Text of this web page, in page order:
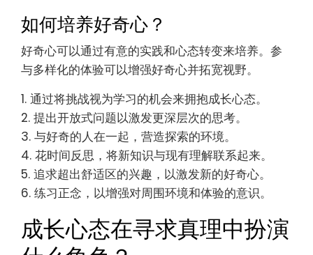
如何培养好奇心？
好奇心可以通过有意的实践和心态转变来培养。参
与多样化的体验可以增强好奇心并拓宽视野。
1. 通过将挑战视为学习的机会来拥抱成长心态。
2. 提出开放式问题以激发更深层次的思考。
3. 与好奇的人在一起，营造探索的环境。
4. 花时间反思，将新知识与现有理解联系起来。
5. 追求超出舒适区的兴趣，以激发新的好奇心。
6. 练习正念，以增强对周围环境和体验的意识。
成长心态在寻求真理中扮演